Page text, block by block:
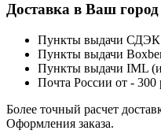
Доставка в Ваш
Пункты выдачи СДЭК
Пункты выдачи
Пункты выдачи IML
Почта России от - 300
Более точный расчет
Оформления заказа.